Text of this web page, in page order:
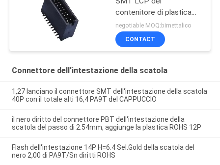
contenitore di plastica
1,27 con il materiale ad
alta temperatura ROHS di
Diff.Post
negotiable MOQ:bimettalico
CONTACT
Connettore dell'intestazione della scatola
1,27 lanciano il connettore SMT dell'intestazione della scatola
40P con il totale alti 16,4 PA9T del CAPPUCCIO
il nero diritto del connettore PBT dell'intestazione della
scatola del passo di 2.54mm, aggiunge la plastica ROHS 12P
Flash dell'intestazione 14P H=6.4 Sel.Gold della scatola del
nero 2,00 di PA9T/Sn diritti ROHS